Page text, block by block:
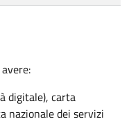
digitale), carta
nazionale dei servizi